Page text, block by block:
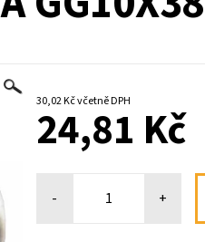
30,02 Kč včetně DPH
24,81 Kč
- +